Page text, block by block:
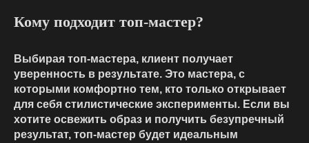
Кому подходит топ-мастер?
Выбирая топ-мастера, клиент получает
уверенность в результате. Это мастера, с
которыми комфортно тем, кто только открывает
для себя стилистические эксперименты. Если вы
хотите освежить образ и получить безупречный
результат, топ-мастер будет идеальным